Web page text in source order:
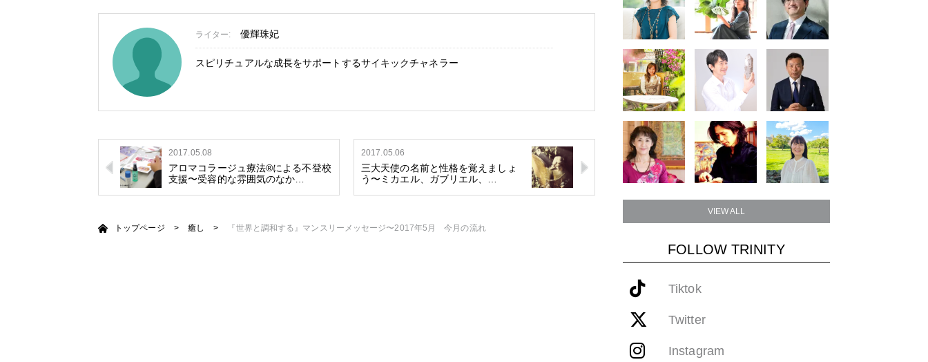
ライター: 優輝珠妃
スピリチュアルな成長をサポートするサイキックチャネラー
2017.05.08
アロマコラージュ療法®による不登校
支援〜受容的な雰囲気のなか…
2017.05.06
三大天使の名前と性格を覚えましょ
う〜ミカエル、ガブリエル、…
トップページ > 癒し > 『世界と調和する』マンスリーメッセージ〜2017年5月 今月の流れ
VIEW ALL
FOLLOW TRINITY
Tiktok
Twitter
Instagram